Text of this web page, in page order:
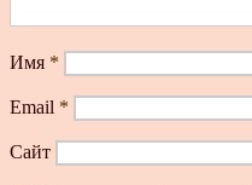
Имя *
Email *
Сайт